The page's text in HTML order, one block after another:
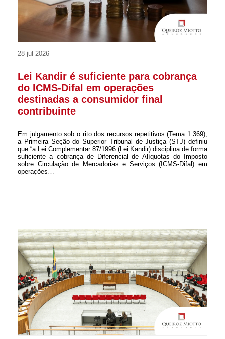
28 jul 2026
Lei Kandir é suficiente para cobrança
do ICMS-Difal em operações
destinadas a consumidor final
contribuinte
Em julgamento sob o rito dos recursos repetitivos (Tema 1.369),
a Primeira Seção do Superior Tribunal de Justiça (STJ) definiu
que “a Lei Complementar 87/1996 (Lei Kandir) disciplina de forma
suficiente a cobrança de Diferencial de Alíquotas do Imposto
sobre Circulação de Mercadorias e Serviços (ICMS-Difal) em
operações…